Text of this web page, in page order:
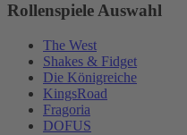
Rollenspiele Auswahl
The West
Shakes & Fidget
Die Königreiche
KingsRoad
Fragoria
DOFUS